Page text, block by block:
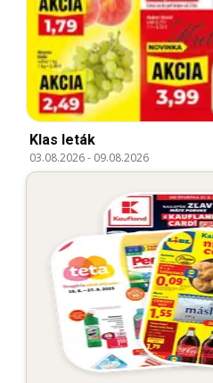
Klas leták
03.08.2026- 09.08.2026